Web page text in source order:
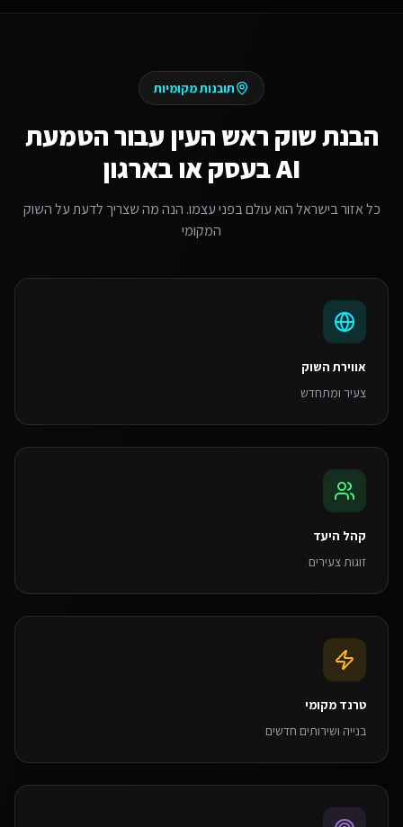
תובנות מקומיות
הבנת שוק ראש העין עבורהטמעת
AI בעסק או בארגון
כל אזור בישראל הוא עולם בפני עצמו. הנה מה שצריך לדעת על השוק
המקומי
אווירת השוק
צעיר ומתחדש
קהל היעד
זוגות צעירים
טרנד מקומי
בנייה ושירותים חדשים